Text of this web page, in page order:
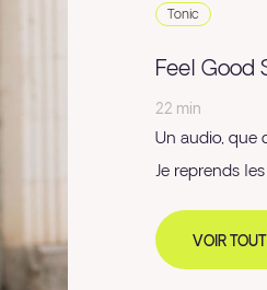
Tonic
Feel Good
22 min
Un audio, que
Je reprends
VOIR